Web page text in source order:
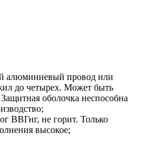
алюминиевый провод или
до четырех. Может быть
оболочка неспособна
ВВГнг, не горит. Только
высокое;